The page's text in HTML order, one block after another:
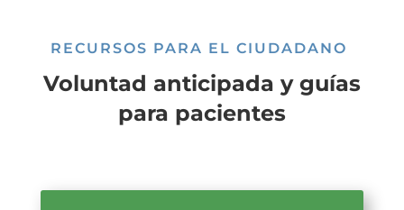
RECURSOS PARA EL CIUDADANO
Voluntad anticipada y guías
para pacientes